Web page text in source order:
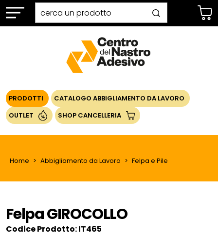
PRODOTTI
CATALOGO ABBIGLIAMENTO DA LAVORO
OUTLET
SHOP CANCELLERIA
Home Abbigliamento da Lavoro Felpa e Pile
Felpa GIROCOLLO
Codice Prodotto: IT465